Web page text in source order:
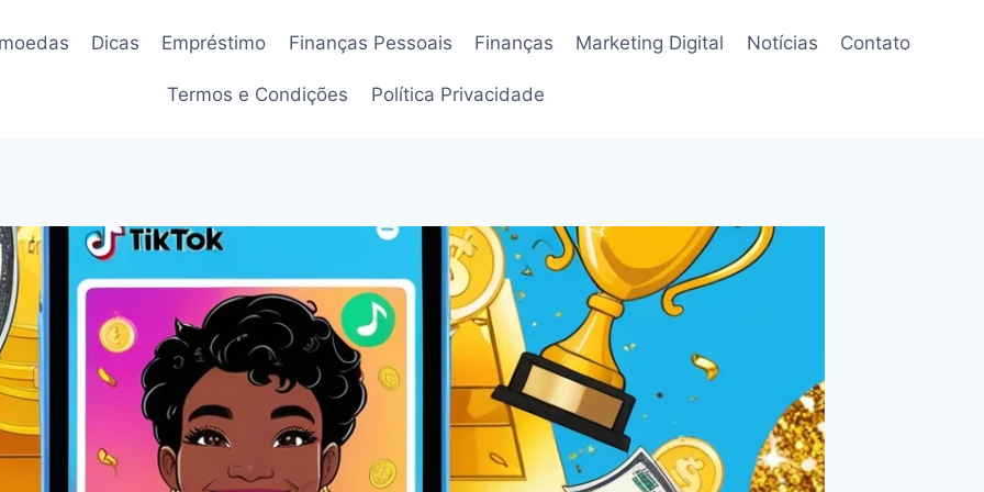
Dicas Empréstimo Finanças Pessoais Finanças Marketing Digital Notícias Contato
Termos e Condições Política Privacidade